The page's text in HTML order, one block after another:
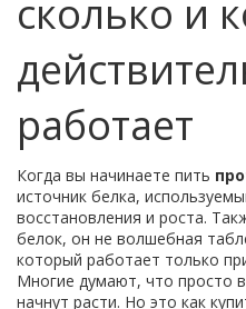
сколько и
работает
Когда вы начинаете пить
источник белка,
восстановления и роста.
белок, он не волшебная
который работает только
Многие думают, что просто
начнут расти. Но это как